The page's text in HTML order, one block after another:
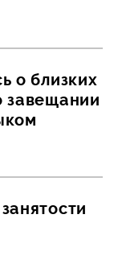
о близких
завещании